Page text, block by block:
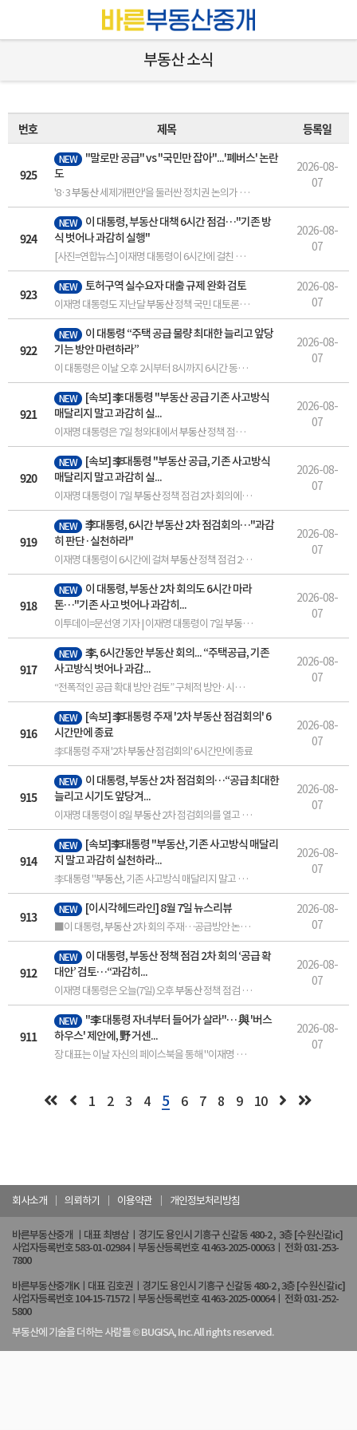
부동산 소식
번호 제목 등록일
925
NEW
"말로만 공급" vs "국민만 잡아"...'폐버스' 논란
도
'8·3부동산세제개편안'을 둘러싼 정치권 논의가 점입가경입니다. 국민의힘의 잇단 공세에 민주당 지도부는... [기자] 더불어민주당은 '증세 대신 공급'을 외쳐 온 국민의힘 공세를 정조준하며, 묻지마식 비판으로
2026-08-
07
924
NEW 이 대통령,부동산대책 6시간 점검…"기존 방
식 벗어나 과감히 실행"
[사진=연합뉴스] 이재명 대통령이 6시간에 걸친
부동산
2026-08-
07
923 NEW 토허구역 실수요자 대출 규제 완화 검토
이재명 대통령도 지난달부동산정책 국민 대토론회에서 청년층 등 서민 주거에는 핀셋형 지원이 필요하다는... 이곳에서 대출 규제가 풀리면
2026-08-
07
922
NEW
이 대통령 “주택 공급 물량 최대한 늘리고 앞당
기는 방안 마련하라”
이 대통령은 이날 오후 2시부터 8시까지 6시간 동안
2026-08-
07
921
NEW [속보] 李 대통령 "부동산공급 기존 사고방식
매달리지 말고 과감히 실...
이재명 대통령은 7일 청와대에서부동산정책 점검 2차 회의를 주재했다. 이 날 강유정 청와대 수석 대변인은 브리핑을 통해 "이 대통령이 한성숙 국무총리와 관계부처 장관들을 향해 기존 사고 방식에 매달리지 말고...
2026-08-
07
920
NEW [속보] 李대통령 "부동산공급, 기존 사고방식
매달리지 말고 과감히 실...
이재명 대통령이 7일부동산정책 점검 2차 회의에서 "기존 사고방식에 매달리지 말고 전환적으로 판단해 과감히 생각하고 실천하라"고 당부했다. 이날 이 대통령이 청와대에서 주재한
2026-08-
07
919
NEW 李대통령, 6시간부동산2차 점검회의…"과감
히 판단·실천하라"
이재명 대통령이 6시간에 걸쳐부동산정책 점검 2차 회의를 주재했다. 강유정 청와대 수석대변인은 7일 오후... 함께
2026-08-
07
918
NEW 이 대통령,부동산2차 회의도 6시간 마라
톤…"기존 사고 벗어나 과감히...
이투데이=문선영 기자 | 이재명 대통령이 7일부동산 정책 점검을 위한 두 번째 '
2026-08-
07
917
NEW 李, 6시간동안부동산회의... “주택공급, 기존
사고방식 벗어나 과감...
“전폭적인 공급 확대 방안 검토” 구체적 방안·시기는 안 밝혀 이재명 대통령이 7일
2026-08-
07
916
NEW [속보] 李대통령 주재 '2차부동산점검회의' 6
시간만에 종료
李대통령 주재 '2차부동산점검회의' 6시간만에 종료
2026-08-
07
915
NEW 이 대통령,부동산2차 점검회의…“공급 최대한
늘리고 시기도 앞당겨...
이재명 대통령이 8일부동산2차 점검회의를 열고 전폭적인 공급 확대와 이에 대한 신속 실행 방안을... 함께
2026-08-
07
914
NEW [속보]李대통령 "부동산, 기존 사고방식 매달리
지 말고 과감히 실천하라...
李대통령 "부동산, 기존 사고방식 매달리지 말고 과감히 실천하라"
2026-08-
07
913 NEW [이시각헤드라인] 8월 7일 뉴스리뷰
■이 대통령,부동산2차 회의 주재…공급방안 논의■ 이재명 대통령은 비공개로
2026-08-
07
912
NEW 이 대통령,부동산정책 점검 2차 회의 ‘공급 확
대안’ 검토…“과감히...
이재명 대통령은 오늘(7일) 오후부동산정책 점검 2차 회의를 주재하고 관계 부처에 수도권 공급 확대 방안... 함께
2026-08-
07
911
NEW
"李 대통령 자녀부터 들어가 살라"… 與 '버스
하우스' 제안에, 野 거센...
장 대표는 이날 자신의 페이스북을 통해 "이재명 정권,
2026-08-
07
1 2 3 4 5 6 7 8 9 10
회사소개 의뢰하기 이용약관 개인정보처리방침
바른부동산중개 ㅣ대표 최병삼ㅣ경기도 용인시 기흥구 신갈동 480-2 , 3층 [수원신갈ic]
사업자등록번호 583-01-02984ㅣ부동산등록번호 41463-2025-00063ㅣ 전화 031-253-
7800
바른부동산중개Kㅣ대표 김호권ㅣ경기도 용인시 기흥구 신갈동 480-2 , 3층 [수원신갈ic]
사업자등록번호 104-15-71572ㅣ부동산등록번호 41463-2025-00064ㅣ 전화 031-252-
5800
부동산에 기술을 더하는 사람들 © BUGISA, Inc. All rights reserved.